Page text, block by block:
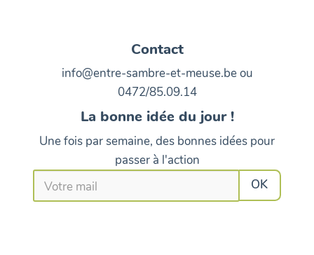
Contact
info@entre-sambre-et-meuse.be ou
0472/85.09.14
La bonne idée du jour !
Une fois par semaine, des bonnes idées pour
passer à l'action